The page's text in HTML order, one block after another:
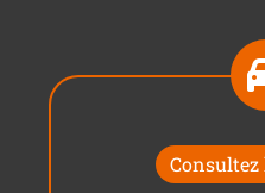
Consultez